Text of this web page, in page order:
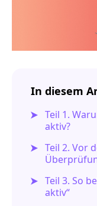
In diesem
Teil 1.
aktiv?
Teil 2. Vor
Teil 3. So
aktiv“